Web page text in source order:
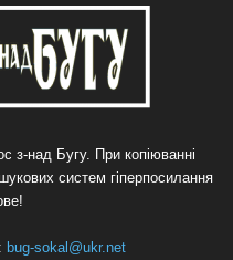
з-над Бугу. При копіюванні
систем гіперпосилання
bug-sokal@ukr.net